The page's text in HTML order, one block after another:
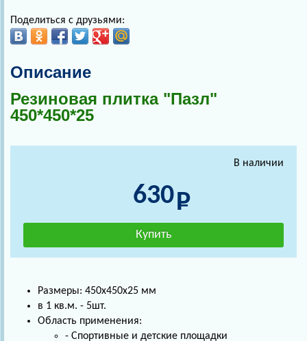
Поделиться с друзьями:
Описание
Резиновая плитка "Пазл"
450*450*25
В наличии
630
Размеры: 450х450х25 мм
в 1 кв.м. - 5шт.
Область применения:
- Спортивные и детские площадки